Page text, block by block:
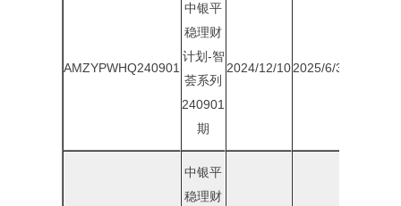
AMZYPWHQ240901
中银平
稳理财
计划-智
荟系列
240901
期
2024/12/102025/6/30
中银平
稳理财